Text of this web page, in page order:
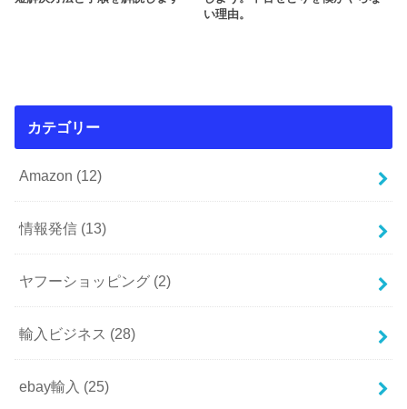
い理由。
カテゴリー
Amazon (12)
情報発信 (13)
ヤフーショッピング (2)
輸入ビジネス (28)
ebay輸入 (25)